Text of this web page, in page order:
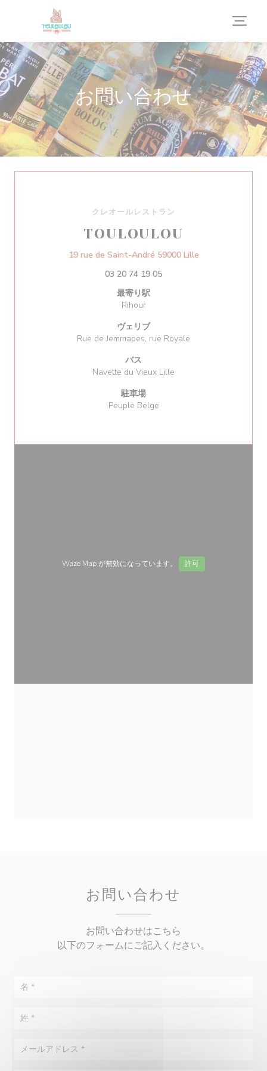
クッキー利用の管理について
お問い合わせ
クレオールレストラン
TOULOULOU
19 rue de Saint-André 59000 Lille((新しいウィンド
03 20 74 19 05
最寄り駅
Rihour
ヴェリブ
Rue de Jemmapes, rue Royale
バス
Navette du Vieux Lille
駐車場
Peuple Belge
Waze Map が無効になっています。 許可
お問い合わせ
お問い合わせはこちら
以下のフォームにご記入ください。